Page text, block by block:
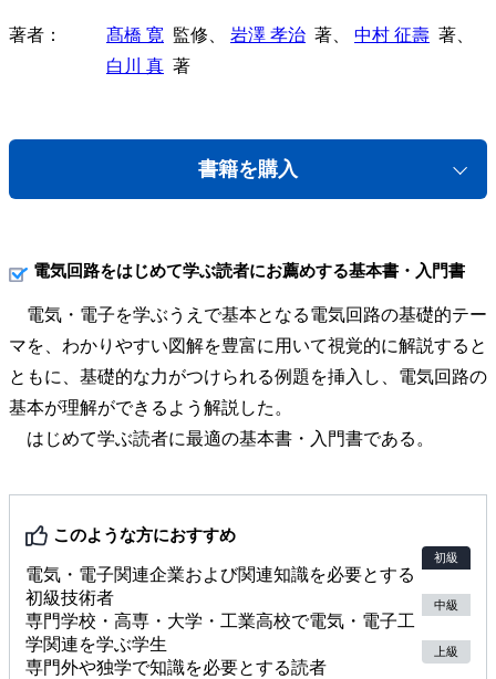
著者 髙橋 寛 監修、 岩澤 孝治 著、 中村 征壽 著、
白川 真 著
書籍を購入
電気回路をはじめて学ぶ読者にお薦めする基本書・入門書
電気・電子を学ぶうえで基本となる電気回路の基礎的テー
マを、わかりやすい図解を豊富に用いて視覚的に解説すると
ともに、基礎的な力がつけられる例題を挿入し、電気回路の
基本が理解ができるよう解説した。
はじめて学ぶ読者に最適の基本書・入門書である。
このような方におすすめ
電気・電子関連企業および関連知識を必要とする
初級技術者
専門学校・高専・大学・工業高校で電気・電子工
学関連を学ぶ学生
専門外や独学で知識を必要とする読者
初級
中級
上級